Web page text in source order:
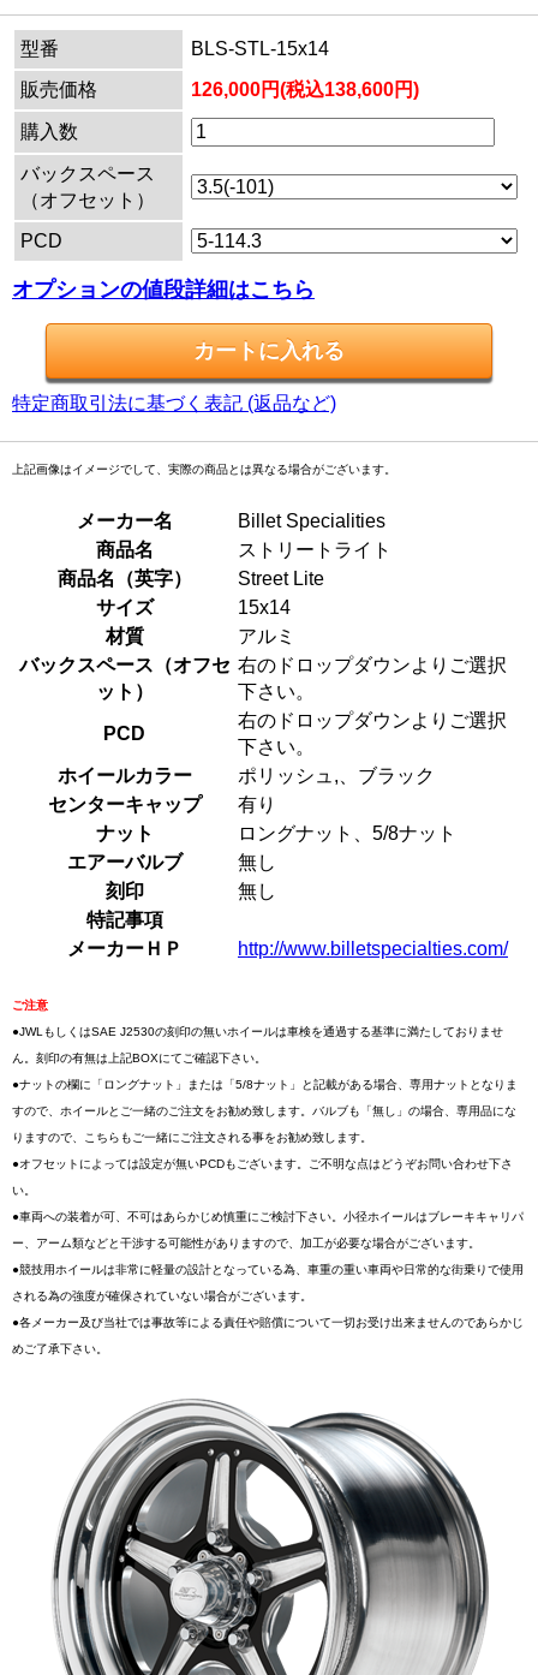
型番
BLS-STL-15x14
販売価格
126,000円(税込138,600円)
購入数
バックスペース
（オフセット）
PCD
オプションの値段詳細はこちら
特定商取引法に基づく表記 (返品など)
上記画像はイメージでして、実際の商品とは異なる場合がございます。
メーカー名
Billet Specialities
商品名
ストリートライト
商品名（英字）
Street Lite
サイズ
15x14
材質
アルミ
バックスペース（オフセ
ット）
右のドロップダウンよりご選択
下さい。
PCD
右のドロップダウンよりご選択
下さい。
ホイールカラー
ポリッシュ,、ブラック
センターキャップ
有り
ナット
ロングナット、5/8ナット
エアーバルブ
無し
刻印
無し
特記事項
メーカーＨＰ
http://www.billetspecialties.com/
ご注意
●JWLもしくはSAE J2530の刻印の無いホイールは車検を通過する基準に満たしておりませ
ん。刻印の有無は上記BOXにてご確認下さい。
●ナットの欄に「ロングナット」または「5/8ナット」と記載がある場合、専用ナットとなりま
すので、ホイールとご一緒のご注文をお勧め致します。バルブも「無し」の場合、専用品にな
りますので、こちらもご一緒にご注文される事をお勧め致します。
●オフセットによっては設定が無いPCDもございます。ご不明な点はどうぞお問い合わせ下さ
い。
●車両への装着が可、不可はあらかじめ慎重にご検討下さい。小径ホイールはブレーキキャリパ
ー、アーム類などと干渉する可能性がありますので、加工が必要な場合がございます。
●競技用ホイールは非常に軽量の設計となっている為、車重の重い車両や日常的な街乗りで使用
される為の強度が確保されていない場合がございます。
●各メーカー及び当社では事故等による責任や賠償について一切お受け出来ませんのであらかじ
めご了承下さい。